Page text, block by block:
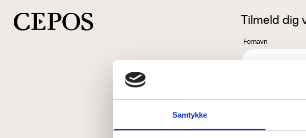
Samtykke
Tilmeld dig
Fornavn
Jeg accepterer